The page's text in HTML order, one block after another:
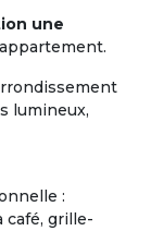
une
lumineux,
:
café, grille-
seniors ou
ou